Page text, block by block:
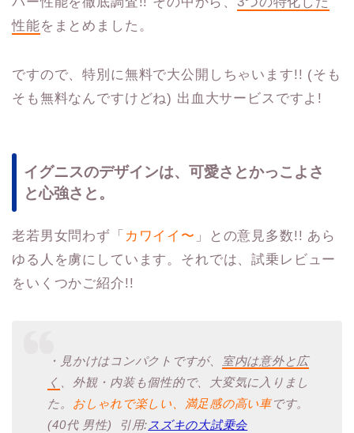
性能をまとめました。
ですので、特別に無料で大公開しちゃいます!! (そも
そも無料なんですけどね) 出血大サービスですよ!
イグニスのデザインは、可愛さとかっこよさ
と心強さと。
老若男女問わず「 カワイイ〜 」との意見多数!! あら
ゆる人を虜にしています。それでは、試乗レビュー
をいくつかご紹介!!
・見かけはコンパクトですが、
室内は意外と広
く
、外観・内装も個性的で、大変気に入りまし
た。
おしゃれで楽しい、満足感の高い車です。
(40代 男性) 引用: スズキの大試乗会